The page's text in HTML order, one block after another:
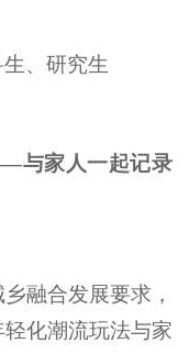
、研究生
与家人一起记录
融合发展要求，
化潮流玩法与家